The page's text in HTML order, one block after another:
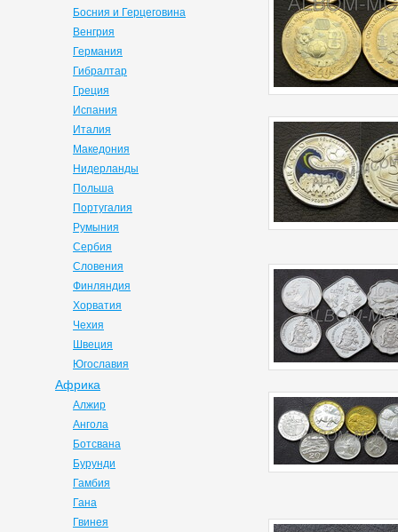
Босния и Герцеговина
Венгрия
Германия
Гибралтар
Греция
Испания
Италия
Македония
Нидерланды
Польша
Португалия
Румыния
Сербия
Словения
Финляндия
Хорватия
Чехия
Швеция
Югославия
Африка
Алжир
Ангола
Ботсвана
Бурунди
Гамбия
Гана
Гвинея